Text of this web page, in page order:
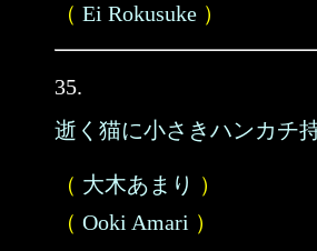
（ Ei Rokusuke ）
35.
逝く猫に小さきハンカチ
（ 大木あまり ）
（ Ooki Amari ）